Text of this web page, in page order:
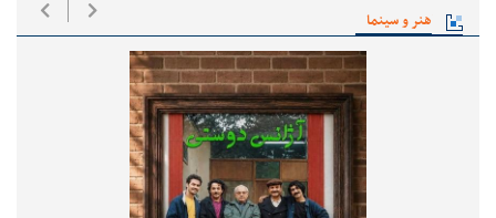
هنر و سینما